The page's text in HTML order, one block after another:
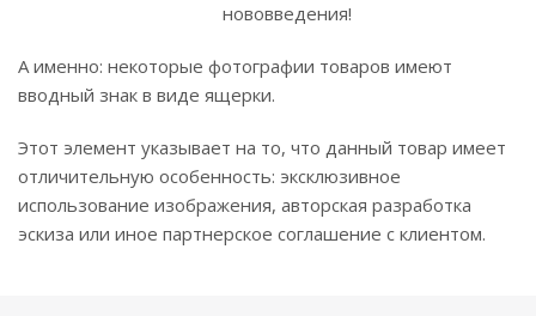
нововведения!
А именно: некоторые фотографии товаров имеют
вводный знак в виде ящерки.
Этот элемент указывает на то, что данный товар имеет
отличительную особенность: эксклюзивное
использование изображения, авторская разработка
эскиза или иное партнерское соглашение с клиентом.